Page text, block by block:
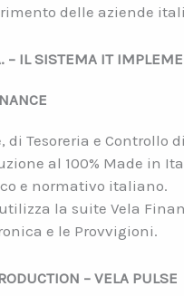
delle aziende
– IL SISTEMA IT
di Tesoreria e Controllo
al 100% Made in
e normativo italiano.
la suite Vela
e le Provvigioni.
– VELA PULSE